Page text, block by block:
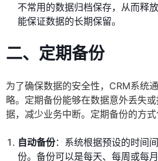
不常用的数据归档保存，从而释
能保证数据的长期保留。
二、定期备份
为了确保数据的安全性，CRM系统
略。定期备份能够在数据意外丢失
据，减少业务中断。定期备份的方式
自动备份：系统根据预设的时间
份。备份可以是每天、每周或每